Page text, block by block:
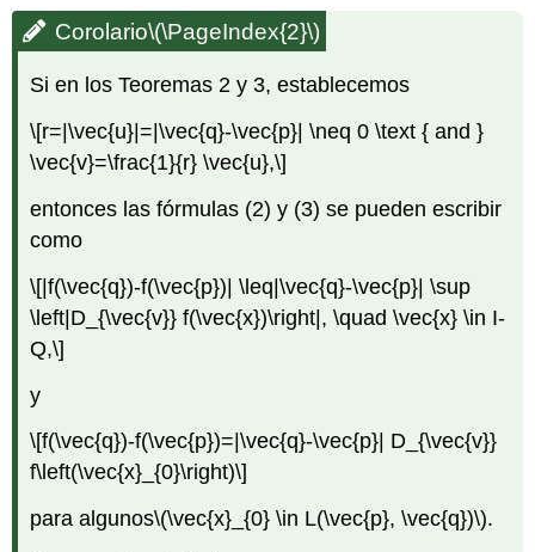
Corolario\(\PageIndex{2}\)
Si en los Teoremas 2 y 3, establecemos
\[r=|\vec{u}|=|\vec{q}-\vec{p}| \neq 0 \text { and }
\vec{v}=\frac{1}{r} \vec{u},\]
entonces las fórmulas (2) y (3) se pueden escribir
como
\[|f(\vec{q})-f(\vec{p})| \leq|\vec{q}-\vec{p}| \sup
\left|D_{\vec{v}} f(\vec{x})\right|, \quad \vec{x} \in I-
Q,\]
y
\[f(\vec{q})-f(\vec{p})=|\vec{q}-\vec{p}| D_{\vec{v}}
f\left(\vec{x}_{0}\right)\]
para algunos\(\vec{x}_{0} \in L(\vec{p}, \vec{q})\).